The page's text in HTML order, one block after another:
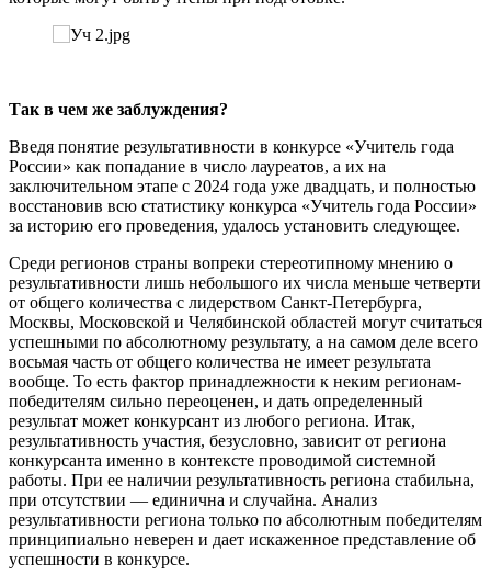
Так в чем же заблуждения?
Введя понятие результативности в конкурсе «Учитель года
России» как попадание в число лауреатов, а их на
заключительном этапе с 2024 года уже двадцать, и полностью
восстановив всю статистику конкурса «Учитель года России»
за историю его проведения, удалось установить следующее.
Среди регионов страны вопреки стереотипному мнению о
результативности лишь небольшого их числа меньше четверти
от общего количества с лидерством Санкт-Петербурга,
Москвы, Московской и Челябинской областей могут считаться
успешными по абсолютному результату, а на самом деле всего
восьмая часть от общего количества не имеет результата
вообще. То есть фактор принадлежности к неким регионам-
победителям сильно переоценен, и дать определенный
результат может конкурсант из любого региона. Итак,
результативность участия, безусловно, зависит от региона
конкурсанта именно в контексте проводимой системной
работы. При ее наличии результативность региона стабильна,
при отсутствии — единична и случайна. Анализ
результативности региона только по абсолютным победителям
принципиально неверен и дает искаженное представление об
успешности в конкурсе.